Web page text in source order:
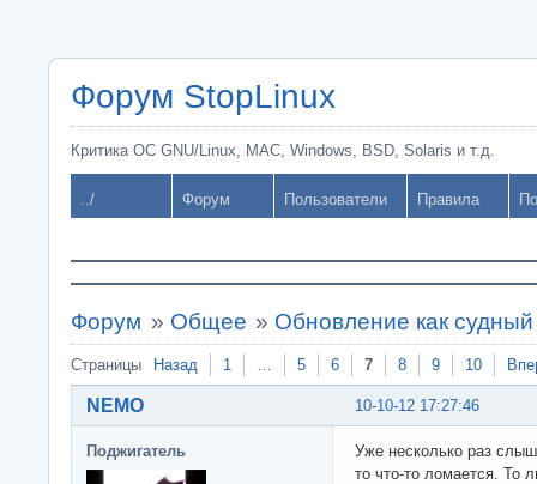
Форум StopLinux
Критика ОС GNU/Linux, MAC, Windows, BSD, Solaris и т.д.
../ Форум Пользователи Правила
Форум » Общее » Обновление как
Страницы Назад 1 … 5 6 7 8 9 10
10-10-12 17:27:46
NEMO
Поджигатель
Уже несколько раз
то что-то ломается. То